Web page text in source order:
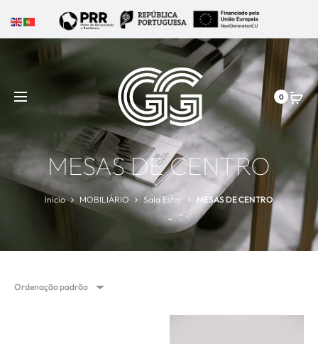
0
MESAS DE CENTRO
Início MOBILIÁRIO Sala Estar MESAS DE CENTRO
Ordenação padrão